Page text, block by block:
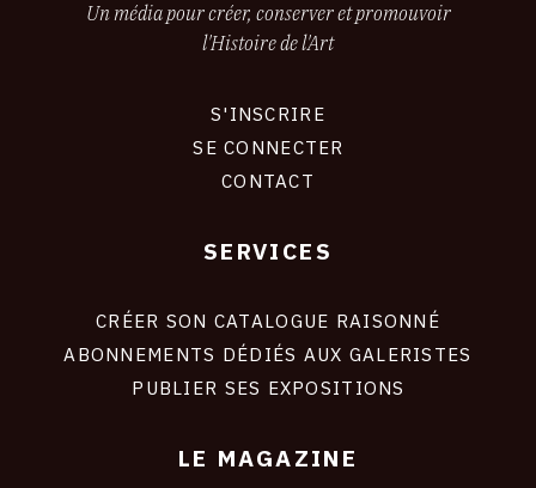
Un média pour créer, conserver et promouvoir
l'Histoire de l'Art
S'INSCRIRE
SE CONNECTER
CONTACT
SERVICES
CRÉER SON CATALOGUE RAISONNÉ
ABONNEMENTS DÉDIÉS AUX GALERISTES
PUBLIER SES EXPOSITIONS
LE MAGAZINE